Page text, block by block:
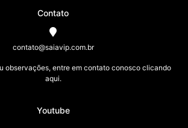
Contato
contato@saiavip.com.br
observações, entre em contato conosco clicando
aqui.
Youtube